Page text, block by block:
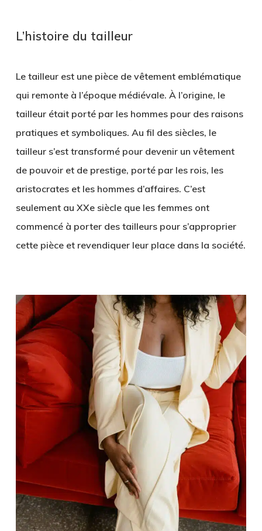
L’histoire du tailleur
Le tailleur est une pièce de vêtement emblématique
qui remonte à l’époque médiévale. À l’origine, le
tailleur était porté par les hommes pour des raisons
pratiques et symboliques. Au fil des siècles, le
tailleur s’est transformé pour devenir un vêtement
de pouvoir et de prestige, porté par les rois, les
aristocrates et les hommes d’affaires. C’est
seulement au XXe siècle que les femmes ont
commencé à porter des tailleurs pour s’approprier
cette pièce et revendiquer leur place dans la société.